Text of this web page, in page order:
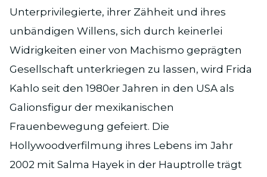
Unterprivilegierte, ihrer Zähheit und ihres
unbändigen Willens, sich durch keinerlei
Widrigkeiten einer von Machismo geprägten
Gesellschaft unterkriegen zu lassen, wird Frida
Kahlo seit den 1980er Jahren in den USA als
Galionsfigur der mexikanischen
Frauenbewegung gefeiert. Die
Hollywoodverfilmung ihres Lebens im Jahr
2002 mit Salma Hayek in der Hauptrolle trägt